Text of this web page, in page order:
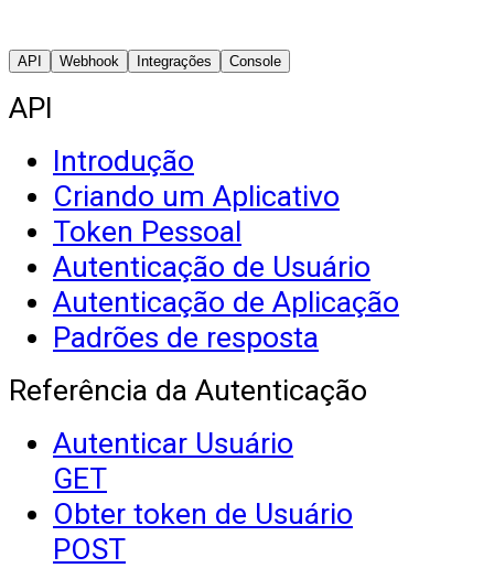
API Webhook Integrações Console
API
Introdução
Criando um Aplicativo
Token Pessoal
Autenticação de Usuário
Autenticação de Aplicação
Padrões de resposta
Referência da Autenticação
Autenticar Usuário
GET
Obter token de Usuário
POST